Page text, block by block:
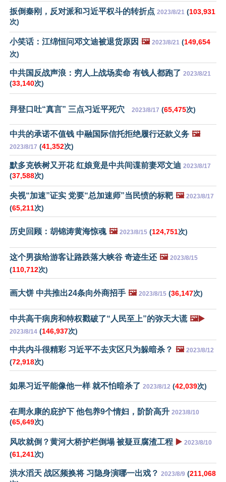
扳倒秦刚，反对派和习近平权斗的转折点 2023/8/21 (103,931
次)
小笑话：江绵恒问邓文迪被退货原因 🖼️ 2023/8/21 (149,654
次)
中共国反战声浪：穷人上战场卖命 有钱人都跑了 2023/8/21
(33,140次)
拜登口吐“真言” 三点习近平死穴 2023/8/17 (65,475次)
中共的承诺不值钱 中融国际信托拒绝履行还款义务 🖼️
2023/8/17 (41,352次)
默多克铁树又开花 红娘竟是中共间谍前妻邓文迪 2023/8/17
(37,588次)
央视“加速”证实 党要“总加速师”当民愤的标靶 🖼️ 2023/8/17
(65,211次)
历史回顾：胡锦涛黄海惊魂 🖼️ 2023/8/15 (124,751次)
这个男孩给游客让路跌落大峡谷 奇迹生还 🖼️ 2023/8/15
(110,712次)
画大饼 中共推出24条向外商招手 🖼️ 2023/8/15 (36,147次)
中共高干病房和特权戳破了“人民至上”的弥天大谎 🖼️▶️
2023/8/14 (146,937次)
中共内斗很精彩 习近平不去灾区只为躲暗杀？ 🖼️ 2023/8/12
(72,918次)
如果习近平能像他一样 就不怕暗杀了 2023/8/12 (42,039次)
在周永康的庇护下 他包养9个情妇，阶阶高升 2023/8/10
(65,649次)
风吹就倒？黄河大桥护栏倒塌 被疑豆腐渣工程 ▶️ 2023/8/10
(61,241次)
洪水滔天 战区频换将 习隐身演哪一出戏？ 2023/8/9 (211,068